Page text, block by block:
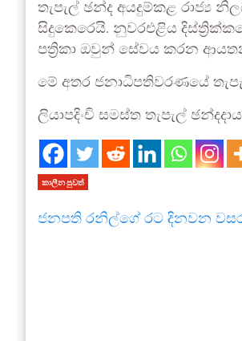
තැපැල් ඡන්ද අයදුම්කළ රාජ්‍ය
සිදුකෙරෙයි. නුවරඑළිය
පත්‍රිකා ඔවුන් සේවය කරන
මේ අතර ජනාධිපතිවරණයේ
ලියාපදිංචි සමස්ත තැපැල්
කාලීන පුවත්
ජනපති රනිල්ගේ රට දිනවන